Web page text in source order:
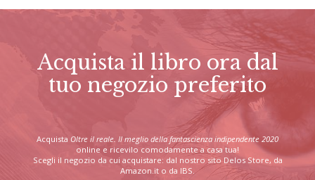
Acquista il libro ora dal
tuo negozio preferito
Acquista Oltre il reale. Il meglio della fantascienza indipendente 2020
online e ricevilo comodamente a casa tua!
Scegli il negozio da cui acquistare: dal nostro sito Delos Store, da
Amazon.it o da IBS.